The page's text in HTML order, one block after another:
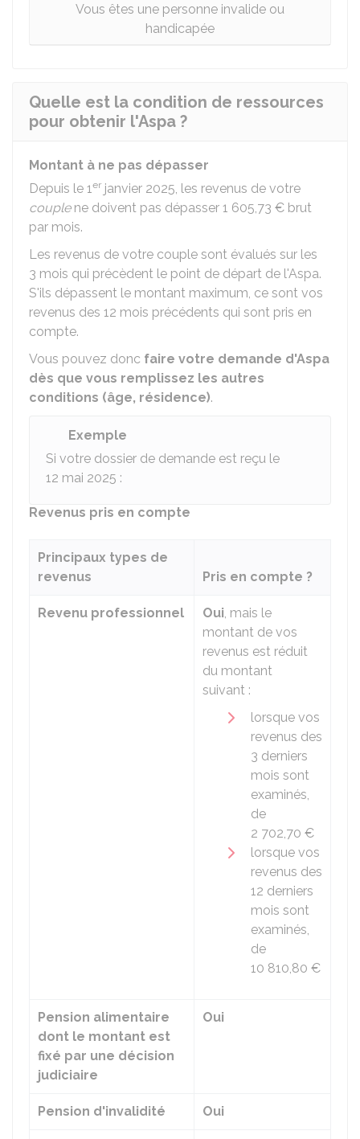
Vous êtes une personne invalide ou
handicapée
Quelle est la condition de ressources
pour obtenir l'Aspa ?
Montant à ne pas dépasser
Depuis le 1er janvier 2025, les revenus de votre
couplene doivent pas dépasser 1 605,73 € brut
par mois.
Les revenus de votre couple sont évalués sur les
3 mois qui précèdent le point de départ de l'Aspa.
S'ils dépassent le montant maximum, ce sont vos
revenus des 12 mois précédents qui sont pris en
compte.
Vous pouvez donc faire votre demande d'Aspa
dès que vous remplissez les autres
conditions (âge, résidence).
Exemple
Si votre dossier de demande est reçu le
12 mai 2025 :
Revenus pris en compte
Principaux types de
revenus
Pris en compte ?
Revenu professionnel Oui, mais le
montant de vos
revenus est réduit
du montant
suivant :
lorsque vos
revenus des
3 derniers
mois sont
examinés,
de
2 702,70 €
lorsque vos
revenus des
12 derniers
mois sont
examinés,
de
10 810,80 €
Pension alimentaire
dont le montant est
fixé par une décision
judiciaire
Oui
Pension d'invalidité Oui